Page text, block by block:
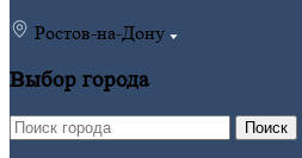
Ростов-на-Дону
Выбор города
Поиск